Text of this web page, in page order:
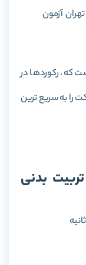
آزمون
که، رکوردها در
را به سریع ترین
بدنی